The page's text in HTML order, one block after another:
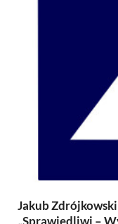
Jakub
„Sprawiedliwi –